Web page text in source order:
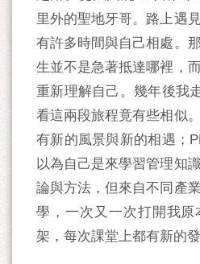
里外的聖地牙哥。路上遇
有許多時間與自己相處。
生並不是急著抵達哪裡，
重新理解自己。幾年後我
看這兩段旅程竟有些相似
有新的風景與新的相遇；
以為自己是來學習管理知
論與方法，但來自不同產
學，一次又一次打開我
架，每次課堂上都有新的發